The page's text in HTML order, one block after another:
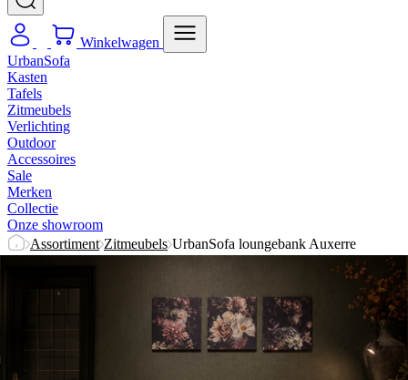
Winkelwagen
UrbanSofa
Kasten
Tafels
Zitmeubels
Verlichting
Outdoor
Accessoires
Sale
Merken
Collectie
Onze showroom
Assortiment Zitmeubels UrbanSofa loungebank Auxerre